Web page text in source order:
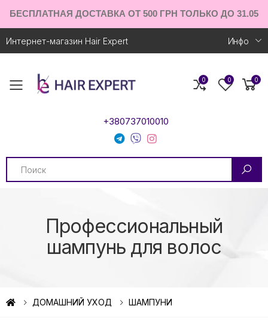
БЕСПЛАТНАЯ ДОСТАВКА ОТ 500 ГРН ТОЛЬКО ДО 31.05
Интернет-магазин Hair Expert Инфо
Toggle mobile menu
+380737010010
Search
0 0 0
Профессиональный
шампунь для волос
ДОМАШНИЙ УХОД ШАМПУНИ